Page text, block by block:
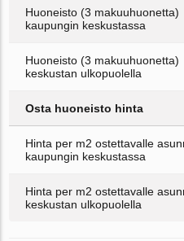
Huoneisto (3 makuuhuonetta)
kaupungin keskustassa
Huoneisto (3 makuuhuonetta)
keskustan ulkopuolella
Osta huoneisto hinta
Hinta per m2 ostettavalle
kaupungin keskustassa
Hinta per m2 ostettavalle
keskustan ulkopuolella